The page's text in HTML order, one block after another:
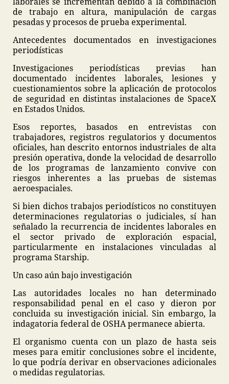
de trabajo en altura, manipulación de cargas
pesadas y procesos de prueba experimental.
Antecedentes documentados en investigaciones
periodísticas
Investigaciones periodísticas previas han
documentado incidentes laborales, lesiones y
cuestionamientos sobre la aplicación de protocolos
de seguridad en distintas instalaciones de SpaceX
en Estados Unidos.
Esos reportes, basados en entrevistas con
trabajadores, registros regulatorios y documentos
oficiales, han descrito entornos industriales de alta
presión operativa, donde la velocidad de desarrollo
de los programas de lanzamiento convive con
riesgos inherentes a las pruebas de sistemas
aeroespaciales.
Si bien dichos trabajos periodísticos no constituyen
determinaciones regulatorias o judiciales, sí han
señalado la recurrencia de incidentes laborales en
el sector privado de exploración espacial,
particularmente en instalaciones vinculadas al
programa Starship.
Un caso aún bajo investigación
Las autoridades locales no han determinado
responsabilidad penal en el caso y dieron por
concluida su investigación inicial. Sin embargo, la
indagatoria federal de OSHA permanece abierta.
El organismo cuenta con un plazo de hasta seis
meses para emitir conclusiones sobre el incidente,
lo que podría derivar en observaciones adicionales
o medidas regulatorias.